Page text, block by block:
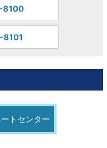
トセンター